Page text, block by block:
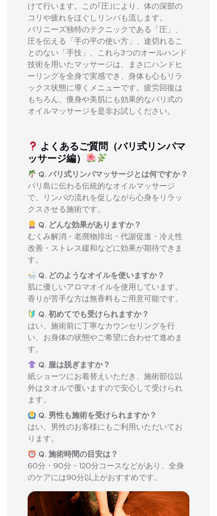
けて行います。この｢圧｣により、体の深部の
コリや疲れをほぐしリンパも流します。
バリニーズ独特のテクニックである「圧」、
圧を伝える「手の平の使い方」、途切れるこ
とのない「手技」、これら3つのオールハンド
技術を用いたマッサージは、まさにハンドヒ
ーリングを全身で実感でき、身体も心もリラ
ックス状態に導くメニューです。疲労回復は
もちろん、痩身や美肌にも効果的なバリ式の
オイルマッサージを是非お試しください。
よくあるご質問（バリ式リンパマ
ッサージ編）
Q. バリ式リンパマッサージとは何ですか？
バリ島に伝わる伝統的なオイルマッサージ
で、リンパの流れを促しながら心身をリラッ
クスさせる施術です。
Q. どんな効果がありますか？
むくみ解消・老廃物排出・代謝促進・冷え性
改善・ストレス緩和などに効果が期待できま
す。
Q. どのようなオイルを使いますか？
肌に優しいアロマオイルを使用しています。
香りが苦手な方は無香料もご用意可能です。
Q. 初めてでも受けられますか？
はい、施術前に丁寧なカウンセリングを行
い、お身体の状態やご希望に合わせて進めま
す。
Q. 服は脱ぎますか？
紙ショーツにお着替えいただき、施術部位以
外はタオルで覆いますので安心して受けられ
ます。
Q. 男性も施術を受けられますか？
はい、男性のお客様にもご利用いただいてお
ります。
Q. 施術時間の目安は？
60分・90分・120分コースなどがあり、全身
のケアには90分以上がおすすめです。